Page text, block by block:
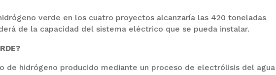
verde en los cuatro proyectos alcanzaría las 420 toneladas
de la capacidad del sistema eléctrico que se pueda instalar.
de hidrógeno producido mediante un proceso de electrólisis del agua